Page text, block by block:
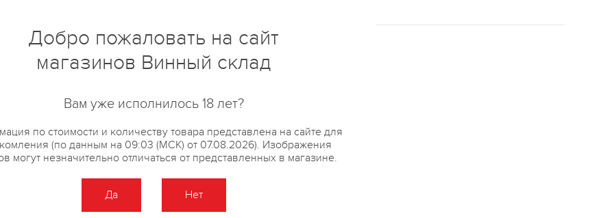
Добро пожаловать на сайт
магазинов Винный склад
Вам уже исполнилось 18 лет?
по стоимости и количеству товара представлена на сайте для
(по данным на 09:03 (МСК) от 07.08.2026). Изображения
могут незначительно отличаться от представленных в магазине.
Да Нет